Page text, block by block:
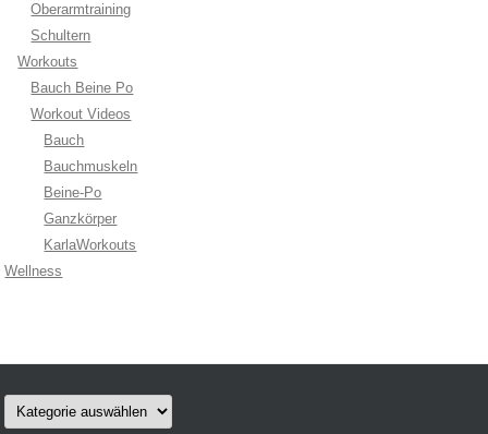
Oberarmtraining
Schultern
Workouts
Bauch Beine Po
Workout Videos
Bauch
Bauchmuskeln
Beine-Po
Ganzkörper
KarlaWorkouts
Wellness
Kategorien